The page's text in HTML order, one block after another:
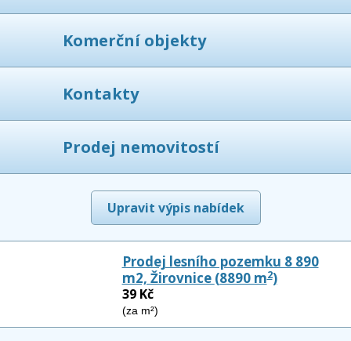
Komerční objekty
Kontakty
Prodej nemovitostí
Upravit výpis nabídek
Prodej lesního pozemku 8 890
m2, Žirovnice (8890 m2)
39 Kč
(za m²)